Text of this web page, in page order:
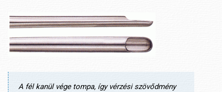
A fél kanül vége tompa, így vérzési szövődmény